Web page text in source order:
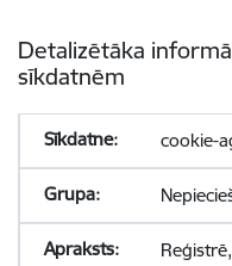
Detalizētāka
sīkdatnēm
cookie-